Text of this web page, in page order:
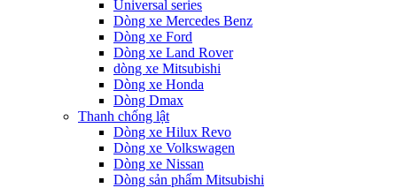
Universal series
Dòng xe Mercedes Benz
Dòng xe Ford
Dòng xe Land Rover
dòng xe Mitsubishi
Dòng xe Honda
Dòng Dmax
Thanh chống lật
Dòng xe Hilux Revo
Dòng xe Volkswagen
Dòng xe Nissan
Dòng sản phẩm Mitsubishi